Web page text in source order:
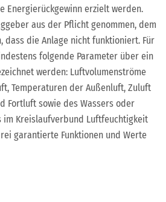
Energierückgewinn erzielt werden.
aus der Pflicht genommen, dem
dass die Anlage nicht funktioniert. Für
folgende Parameter über ein
werden: Luftvolumenströme
Temperaturen der Außenluft, Zuluft
Fortluft sowie des Wassers oder
im Kreislaufverbund Luftfeuchtigkeit
garantierte Funktionen und Werte